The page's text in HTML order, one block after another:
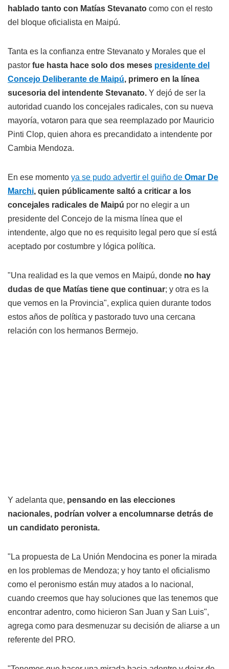
hablado tanto con Matías Stevanato como con el resto
del bloque oficialista en Maipú.
Tanta es la confianza entre Stevanato y Morales que el
pastor fue hasta hace solo dos meses presidente del
Concejo Deliberante de Maipú, primero en la línea
sucesoria del intendente Stevanato. Y dejó de ser la
autoridad cuando los concejales radicales, con su nueva
mayoría, votaron para que sea reemplazado por Mauricio
Pinti Clop, quien ahora es precandidato a intendente por
Cambia Mendoza.
En ese momento ya se pudo advertir el guiño de Omar De
Marchi, quien públicamente saltó a criticar a los
concejales radicales de Maipú por no elegir a un
presidente del Concejo de la misma línea que el
intendente, algo que no es requisito legal pero que sí está
aceptado por costumbre y lógica política.
"Una realidad es la que vemos en Maipú, donde no hay
dudas de que Matías tiene que continuar; y otra es la
que vemos en la Provincia", explica quien durante todos
estos años de política y pastorado tuvo una cercana
relación con los hermanos Bermejo.
Y adelanta que, pensando en las elecciones
nacionales, podrían volver a encolumnarse detrás de
un candidato peronista.
"La propuesta de La Unión Mendocina es poner la mirada
en los problemas de Mendoza; y hoy tanto el oficialismo
como el peronismo están muy atados a lo nacional,
cuando creemos que hay soluciones que las tenemos que
encontrar adentro, como hicieron San Juan y San Luis",
agrega como para desmenuzar su decisión de aliarse a un
referente del PRO.